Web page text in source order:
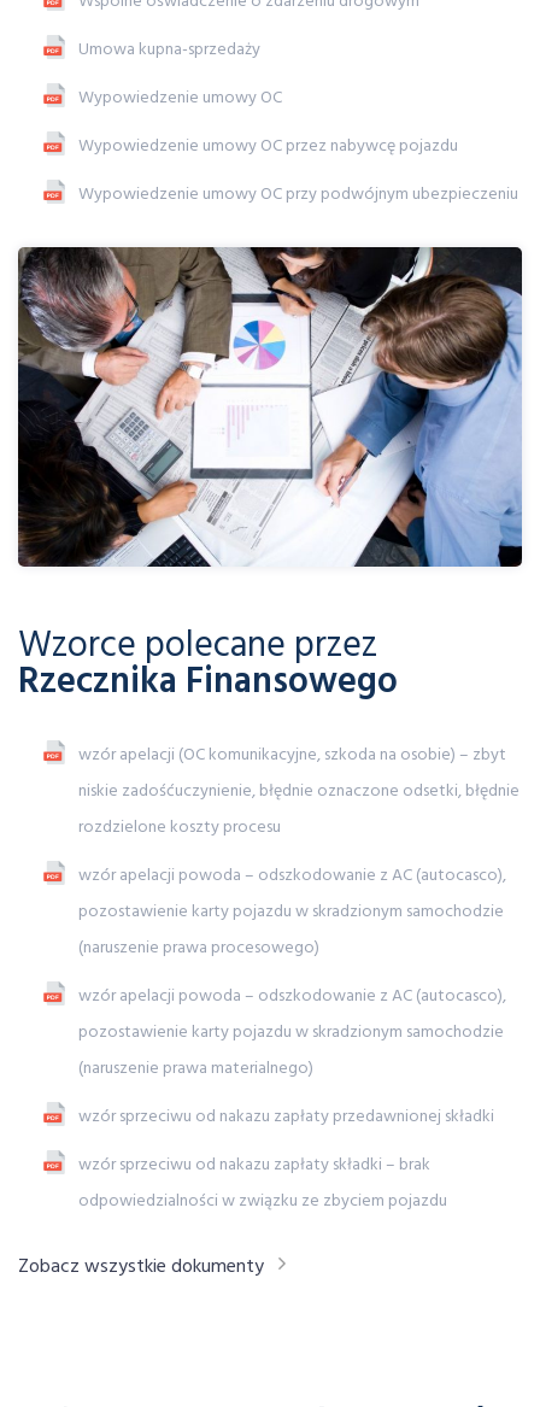
Umowa kupna-sprzedaży
Wypowiedzenie umowy OC
Wypowiedzenie umowy OC przez nabywcę pojazdu
Wypowiedzenie umowy OC przy podwójnym ubezpieczeniu
Wzorce polecane przez
Rzecznika Finansowego
wzór apelacji (OC komunikacyjne, szkoda na osobie) – zbyt
niskie zadośćuczynienie, błędnie oznaczone odsetki, błędnie
rozdzielone koszty procesu
wzór apelacji powoda – odszkodowanie z AC (autocasco),
pozostawienie karty pojazdu w skradzionym samochodzie
(naruszenie prawa procesowego)
wzór apelacji powoda – odszkodowanie z AC (autocasco),
pozostawienie karty pojazdu w skradzionym samochodzie
(naruszenie prawa materialnego)
wzór sprzeciwu od nakazu zapłaty przedawnionej składki
wzór sprzeciwu od nakazu zapłaty składki – brak
odpowiedzialności w związku ze zbyciem pojazdu
Zobacz wszystkie dokumenty